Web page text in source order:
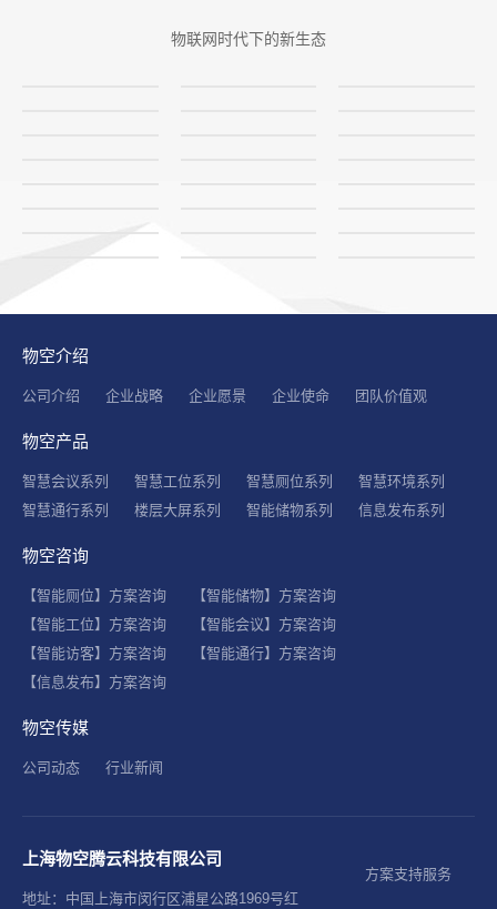
物联网时代下的新生态
物空介绍
公司介绍 企业战略 企业愿景 企业使命 团队价值观
物空产品
智慧会议系列 智慧工位系列 智慧厕位系列
智慧环境系列
智慧通行系列
楼层大屏系列 智能储物系列 信息发布系列
物空咨询
【智能厕位】方案咨询
【智能储物】方案咨询
【智能工位】方案咨询
【智能会议】方案咨询
【智能访客】方案咨询
【智能通行】方案咨询
【信息发布】方案咨询
物空传媒
公司动态 行业新闻
上海物空腾云科技有限公司
地址：中国上海市闵行区浦星公路1969号红
方案支持服务